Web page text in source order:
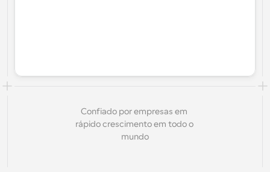
Confiado por empresas em
rápido crescimento em todo o
mundo